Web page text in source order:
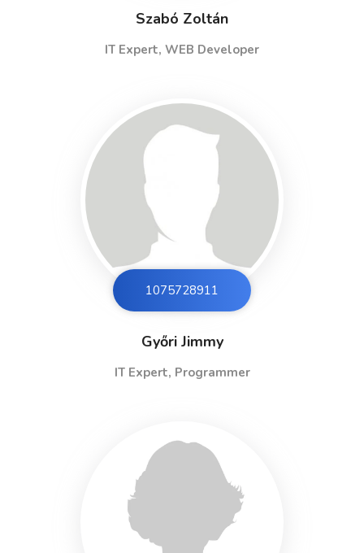
Szabó Zoltán
IT Expert, WEB Developer
1075728913
Győri Jimmy
IT Expert, Programmer